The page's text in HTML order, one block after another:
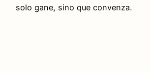
solo gane, sino que convenza.